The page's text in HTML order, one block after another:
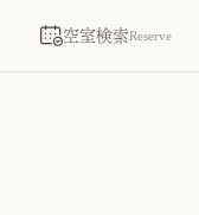
空室検索Reserve